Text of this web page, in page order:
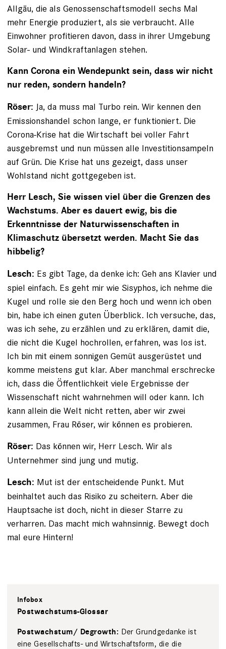
Allgäu, die als Genossenschaftsmodell sechs Mal
mehr Energie produziert, als sie verbraucht. Alle
Einwohner profitieren davon, dass in ihrer Umgebung
Solar- und Windkraftanlagen stehen.
Kann Corona ein Wendepunkt sein, dass wir nicht
nur reden, sondern handeln?
Röser: Ja, da muss mal Turbo rein. Wir kennen den
Emissionshandel schon lange, er funktioniert. Die
Corona-Krise hat die Wirtschaft bei voller Fahrt
ausgebremst und nun müssen alle Investitionsampeln
auf Grün. Die Krise hat uns gezeigt, dass unser
Wohlstand nicht gottgegeben ist.
Herr Lesch, Sie wissen viel über die Grenzen des
Wachstums. Aber es dauert ewig, bis die
Erkenntnisse der ­Naturwissenschaften in
Klimaschutz übersetzt werden. Macht Sie das
hibbelig?
Lesch: Es gibt Tage, da denke ich: Geh ans Klavier und
spiel einfach. Es geht mir wie Sisyphos, ich nehme die
Kugel und rolle sie den Berg hoch und wenn ich oben
bin, habe ich einen guten Überblick. Ich versuche, das,
was ich sehe, zu erzählen und zu erklären, damit die,
die nicht die Kugel hochrollen, erfahren, was los ist.
Ich bin mit einem sonnigen Gemüt ausgerüstet und
komme meistens gut klar. Aber manchmal erschrecke
ich, dass die Öffentlichkeit viele Ergebnisse der
Wissenschaft nicht wahrnehmen will oder kann. Ich
kann allein die Welt nicht retten, aber wir zwei
zusammen, Frau Röser, wir können es probieren.
Röser: Das können wir, Herr Lesch. Wir als
Unternehmer sind jung und mutig.
Lesch: Mut ist der entscheidende Punkt. Mut
beinhaltet auch das Risiko zu scheitern. Aber die
Hauptsache ist doch, nicht in dieser Starre zu
verharren. Das macht mich wahnsinnig. Bewegt doch
mal eure Hintern!
Infobox
Postwachstums-Glossar
Postwachstum/ Degrowth: Der Grundgedanke ist
eine Gesellschafts- und Wirtschaftsform, die die